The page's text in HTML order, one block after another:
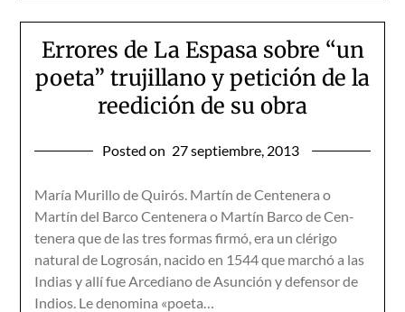
Errores de La Espasa sobre “un
poeta” trujillano y petición de la
reedición de su obra
Posted on 27 septiembre, 2013
María Murillo de Quirós. Martín de Centenera o
Martín del Barco Centenera o Martín Barco de Cen­
tenera que de las tres formas firmó, era un clérigo
natural de Logrosán, nacido en 1544 que marchó a las
Indias y allí fue Arcediano de Asunción y defensor de
Indios. Le denomina «poeta…